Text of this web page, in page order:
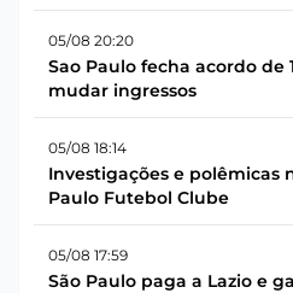
05/08 20:20
Sao Paulo fecha acordo de
mudar ingressos
05/08 18:14
Investigações e polêmicas
Paulo Futebol Clube
05/08 17:59
São Paulo paga a Lazio e